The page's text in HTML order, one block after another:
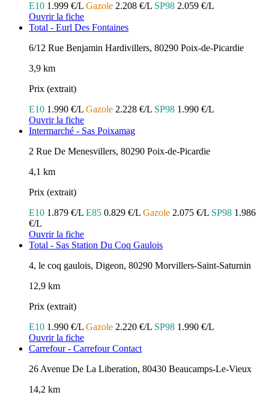
E10 1.999 €/L Gazole 2.208 €/L SP98 2.059 €/L
Ouvrir la fiche
Total - Eurl Des Fontaines
6/12 Rue Benjamin Hardivillers, 80290 Poix-de-Picardie
3,9 km
Prix (extrait)
E10 1.990 €/L Gazole 2.228 €/L SP98 1.990 €/L
Ouvrir la fiche
Intermarché - Sas Poixamag
2 Rue De Menesvillers, 80290 Poix-de-Picardie
4,1 km
Prix (extrait)
E10 1.879 €/L E85 0.829 €/L Gazole 2.075 €/L SP98 1.986
€/L
Ouvrir la fiche
Total - Sas Station Du Coq Gaulois
4, le coq gaulois, Digeon, 80290 Morvillers-Saint-Saturnin
12,9 km
Prix (extrait)
E10 1.990 €/L Gazole 2.220 €/L SP98 1.990 €/L
Ouvrir la fiche
Carrefour - Carrefour Contact
26 Avenue De La Liberation, 80430 Beaucamps-Le-Vieux
14,2 km